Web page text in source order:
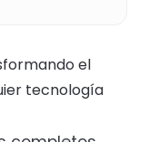
el
tecnología